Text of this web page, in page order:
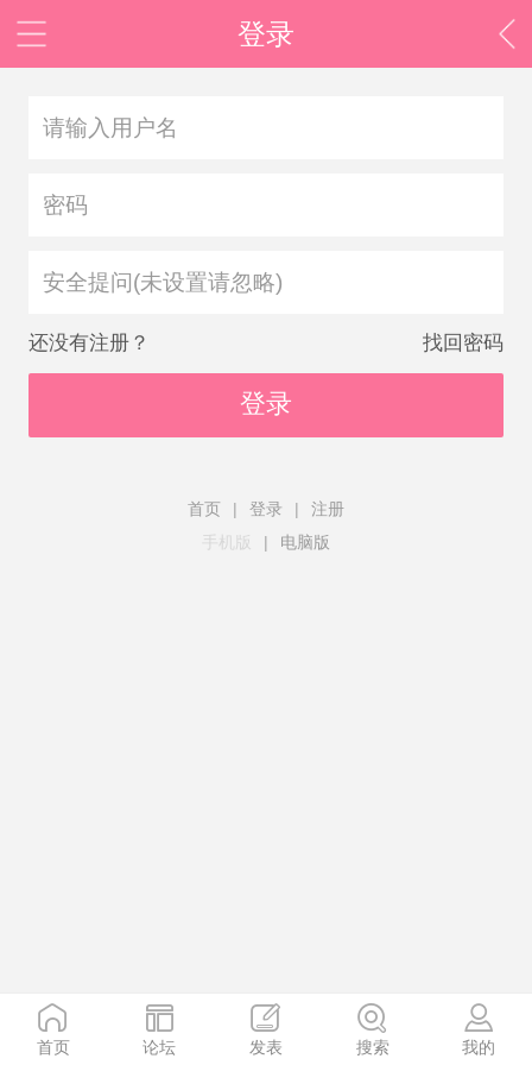
登录
安全提问(未设置请忽略)
还没有注册？ 找回密码
登录
首页 | 登录 |
注册
手机版
| 电脑版
首页 论坛 发表 搜索 我的